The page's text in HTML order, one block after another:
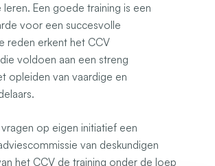
Een goede training is een
voor een succesvolle
reden erkent het CCV
voldoen aan een streng
opleiden van vaardige en
op eigen initiatief een
van deskundigen
het CCV de training onder de loep